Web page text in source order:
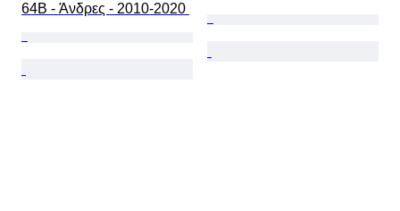
64B - Άνδρες - 2010-2020